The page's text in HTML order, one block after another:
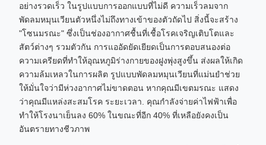
อย่างรวดเร็ว ในรูปแบบการออกแบบที่ไม่ดี ความเร็วลมจาก
พัดลมหมุนเวียนตัวหนึ่งไม่ถึงทางเข้าของตัวถัดไป สิ่งนี้จะสร้าง
"โซนมรณะ" ซึ่งเป็นช่องอากาศชื้นที่เชื้อโรคเจริญเติบโตและ
สัตว์ต่างๆ รวมตัวกัน การแออัดยัดเยียดเป็นการตอบสนองต่อ
ความเครียดที่ทำให้อุณหภูมิร่างกายของฝูงพุ่งสูงขึ้น ส่งผลให้เกิด
ความล้มเหลวในการผลิต รูปแบบพัดลมหมุนเวียนที่แม่นยำช่วย
ให้มั่นใจว่ามีห่วงอากาศไม่ขาดตอน หากคุณมีเขตมรณะ แสดง
ว่าคุณมีแหล่งสะสมโรค ระยะเวลา. คุณกำลังจ่ายค่าไฟฟ้าเพื่อ
ทำให้โรงนาเย็นลง 60% ในขณะที่อีก 40% ที่เหลือยังคงเป็น
อันตรายทางชีวภาพ